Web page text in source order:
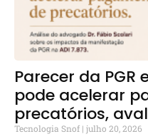
Parecer da PGR
pode acelerar
precatórios,
Tecnologia Snof julho 20, 2026